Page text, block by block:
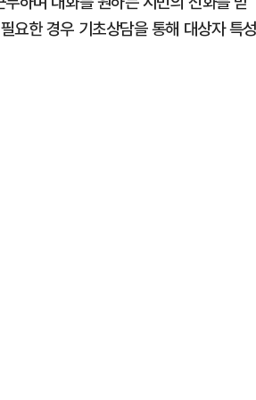
요한 경우 기초상담을 통해 대상자 특